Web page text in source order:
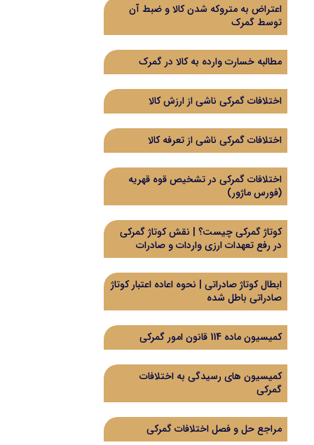
اعتراض به متروکه شدن کالا و ضبط آن
توسط گمرک
مطالبه خسارت وارده به کالا در گمرک
اختلافات گمرکی ناشی از ارزش کالا
اختلافات گمرکی ناشی از تعرفه کالا
اختلافات گمرکی در تشخیص قوه قهریه
(فورس ماژور)
کوتاژ گمرکی چیست؟ | نقش کوتاژ گمرکی
در رفع تعهدات ارزی واردات و صادرات
ابطال کوتاژ صادراتی | نحوه اعاده اعتبار کوتاژ
صادراتی باطل شده
کمیسیون ماده 114 قانون امور گمرکی
کمیسیون های رسیدگی به اختلافات
گمرکی
مراجع حل و فصل اختلافات گمرکی